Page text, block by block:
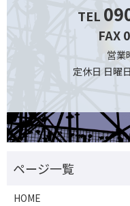
TEL
FAX
営業
定休日 日曜
HOME